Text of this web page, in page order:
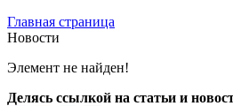
Главная страница
Новости
Элемент не найден!
Делясь ссылкой на статьи и